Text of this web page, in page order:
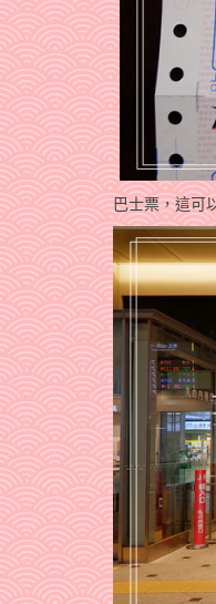
巴士票，這可